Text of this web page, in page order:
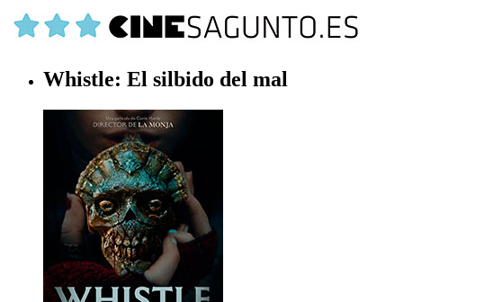
Whistle: El silbido del mal